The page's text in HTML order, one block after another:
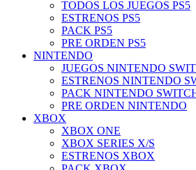
TODOS LOS JUEGOS PS5
ESTRENOS PS5
PACK PS5
PRE ORDEN PS5
NINTENDO
JUEGOS NINTENDO
ESTRENOS NINTENDO
PACK NINTENDO
PRE ORDEN NINTENDO
XBOX
XBOX ONE
XBOX SERIES X/S
ESTRENOS XBOX